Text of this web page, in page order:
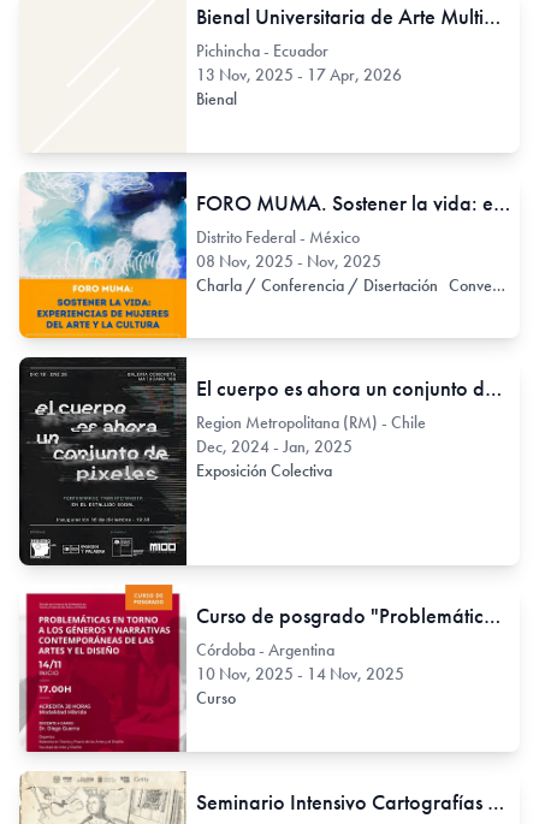
Bienal Universitaria de Arte Multimedial
Pichincha - Ecuador
13 Nov, 2025 - 17 Apr, 2026
Bienal
FORO MUMA. Sostener la vida: experiencias de mujeres del arte y la cultura
Distrito Federal - México
08 Nov, 2025 - Nov, 2025
Charla / Conferencia / Disertación Conversatorio
El cuerpo es ahora un conjunto de pixeles: performance transfeminista en el estallido social
Region Metropolitana (RM) - Chile
Dec, 2024 - Jan, 2025
Exposición Colectiva
Curso de posgrado "Problemáticas en torno a los géneros y narrativas contemporáneas de las artes y el diseño"
Córdoba - Argentina
10 Nov, 2025 - 14 Nov, 2025
Curso
Seminario Intensivo Cartografías Transpacíficas: migración y cultura visual